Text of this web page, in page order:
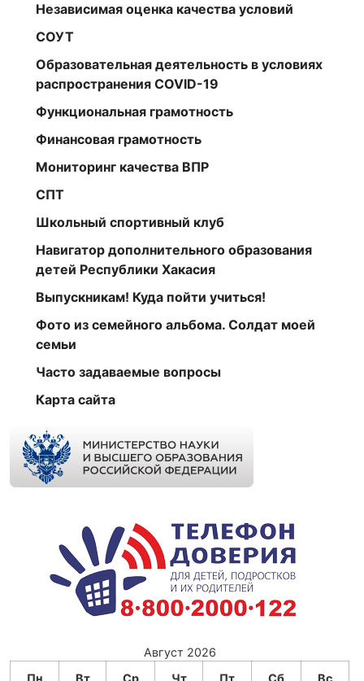
Независимая оценка качества условий
СОУТ
Образовательная деятельность в условиях
распространения COVID-19
Функциональная грамотность
Финансовая грамотность
Мониторинг качества ВПР
СПТ
Школьный спортивный клуб
Навигатор дополнительного образования
детей Республики Хакасия
Выпускникам! Куда пойти учиться!
Фото из семейного альбома. Солдат моей
семьи
Часто задаваемые вопросы
Карта сайта
Август 2026
Пн
Вт Ср Чт Пт Сб Вс